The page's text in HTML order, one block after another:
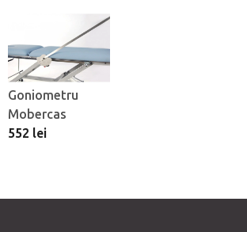
Goniometru
Mobercas
552 lei